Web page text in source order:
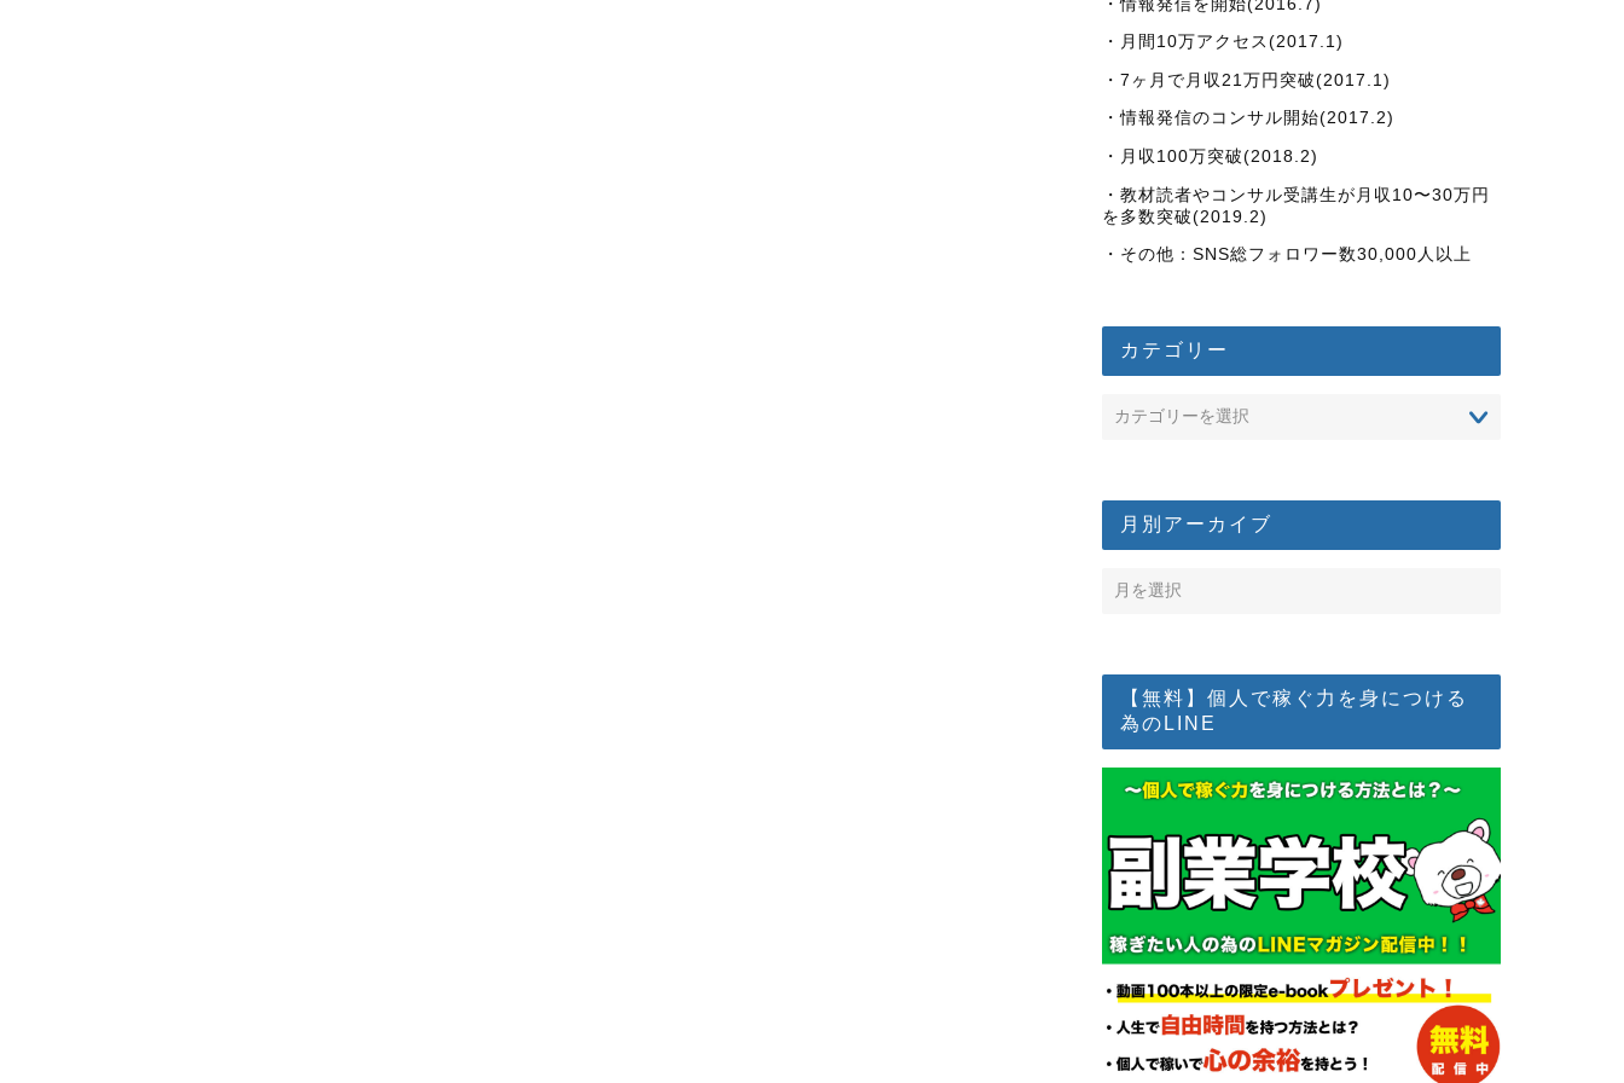
・情報発信を開始(2016.7)
・月間10万アクセス(2017.1)
・7ヶ月で月収21万円突破(2017.1)
・情報発信のコンサル開始(2017.2)
・月収100万突破(2018.2)
・教材読者やコンサル受講生が月収10〜30万円
を多数突破(2019.2)
・その他：SNS総フォロワー数30,000人以上
カテゴリー
月別アーカイブ
【無料】個人で稼ぐ力を身につける
為のLINE